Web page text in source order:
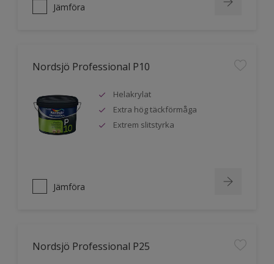
Jämföra
Nordsjö Professional P10
Helakrylat
Extra hög täckförmåga
Extrem slitstyrka
Jämföra
Nordsjö Professional P25